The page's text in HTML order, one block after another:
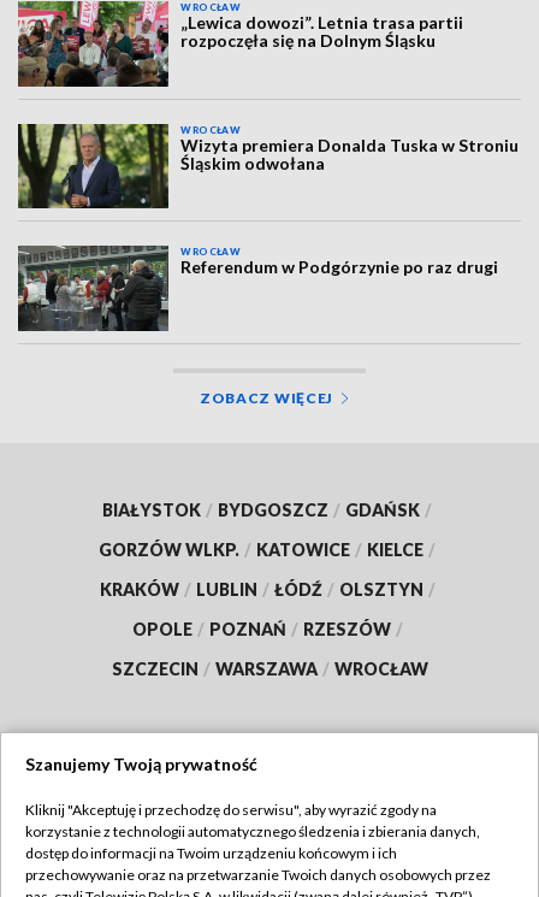
WROCŁAW
„Lewica dowozi”. Letnia trasa partii
rozpoczęła się na Dolnym Śląsku
WROCŁAW
Wizyta premiera Donalda Tuska w Stroniu
Śląskim odwołana
WROCŁAW
Referendum w Podgórzynie po raz drugi
ZOBACZ WIĘCEJ
BIAŁYSTOK / BYDGOSZCZ / GDAŃSK /
GORZÓW WLKP. / KATOWICE / KIELCE /
KRAKÓW / LUBLIN / ŁÓDŹ / OLSZTYN /
OPOLE / POZNAŃ / RZESZÓW /
SZCZECIN / WARSZAWA / WROCŁAW
TVP
Abonament TVP
Regulamin TVP
Szanujemy Twoją prywatność
Kliknij "Akceptuję i przechodzę do serwisu", aby wyrazić zgody na
korzystanie z technologii automatycznego śledzenia i zbierania danych,
dostęp do informacji na Twoim urządzeniu końcowym i ich
przechowywanie oraz na przetwarzanie Twoich danych osobowych przez